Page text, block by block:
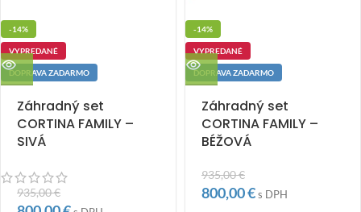
-14%
VYPREDANÉ
DOPRAVA ZADARMO
Záhradný set
CORTINA FAMILY –
SIVÁ
935,00€
-14%
VYPREDANÉ
DOPRAVA ZADARMO
Záhradný set
CORTINA FAMILY –
BÉŽOVÁ
935,00€
800,00€s DPH